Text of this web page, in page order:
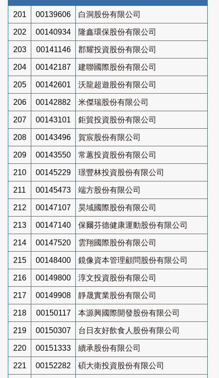
201 00139606 白洞股份有限公司
202 00140934 隆鑫環保股份有限公司
203 00141146 郡耀投資股份有限公司
204 00142187 建聯國際股份有限公司
205 00142601 沃龍超遊股份有限公司
206 00142882 米傑瑞股份有限公司
207 00143101 鉅貿投資股份有限公司
208 00143496 賀宸股份有限公司
209 00143550 常蕙投資股份有限公司
210 00145229 璟豐林投資股份有限公司
211 00145473 端方股份有限公司
212 00147107 昊域國際股份有限公司
213 00147140 保爾芬德健康運動股份有限公司
214 00147520 雲翔國際股份有限公司
215 00148400 鏡像資本管理顧問股份有限公司
216 00149800 淳文投資股份有限公司
217 00149908 靜晟實業股份有限公司
218 00150117 本源興國際開發股份有限公司
219 00150307 台日友好飲食人股份有限公司
220 00151333 續承股份有限公司
221 00152282 碩大衛投資股份有限公司